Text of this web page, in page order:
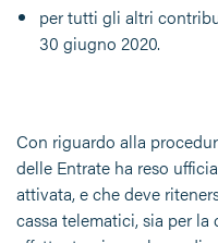
per tutti gli altri
30 giugno 2020.
Con riguardo alla
delle Entrate ha reso
attivata, e che deve
cassa telematici, sia per